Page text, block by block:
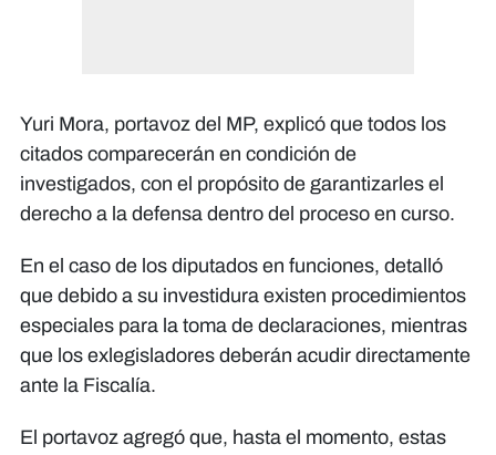
Yuri Mora, portavoz del MP, explicó que todos los
citados comparecerán en condición de
investigados, con el propósito de garantizarles el
derecho a la defensa dentro del proceso en curso.
En el caso de los diputados en funciones, detalló
que debido a su investidura existen procedimientos
especiales para la toma de declaraciones, mientras
que los exlegisladores deberán acudir directamente
ante la Fiscalía.
El portavoz agregó que, hasta el momento, estas